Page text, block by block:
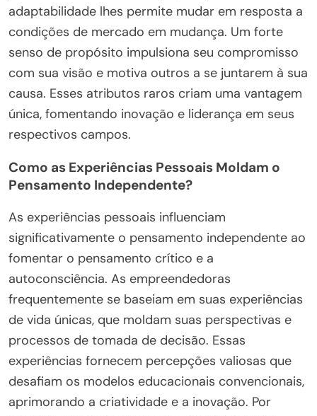
adaptabilidade lhes permite mudar em resposta a
condições de mercado em mudança. Um forte
senso de propósito impulsiona seu compromisso
com sua visão e motiva outros a se juntarem à sua
causa. Esses atributos raros criam uma vantagem
única, fomentando inovação e liderança em seus
respectivos campos.
Como as Experiências Pessoais Moldam o
Pensamento Independente?
As experiências pessoais influenciam
significativamente o pensamento independente ao
fomentar o pensamento crítico e a
autoconsciência. As empreendedoras
frequentemente se baseiam em suas experiências
de vida únicas, que moldam suas perspectivas e
processos de tomada de decisão. Essas
experiências fornecem percepções valiosas que
desafiam os modelos educacionais convencionais,
aprimorando a criatividade e a inovação. Por